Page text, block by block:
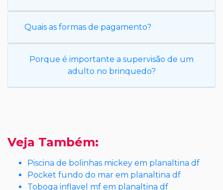
Quais as formas de pagamento?
Porque é importante a supervisão de um
adulto no brinquedo?
Veja Também:
Piscina de bolinhas mickey em planaltina df
Pocket fundo do mar em planaltina df
Toboga inflavel mf em planaltina df